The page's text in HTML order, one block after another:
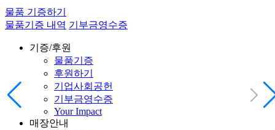
물품 기증하기
물품기증 내역 기부금영수증
기증/후원
물품기증
후원하기
기업사회공헌
기부금영수증
Your Impact
매장안내